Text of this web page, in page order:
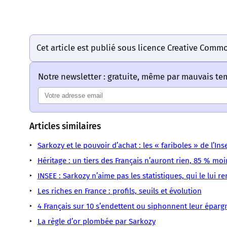
Cet article est publié sous licence Creative
Notre newsletter : gratuite, même par mauvais
Articles similaires
Sarkozy et le pouvoir d’achat : les « fariboles » de
Héritage : un tiers des Français n’auront rien, 85 %
INSEE : Sarkozy n’aime pas les statistiques, qui le lui
Les riches en France : profils, seuils et évolution
4 Français sur 10 s’endettent ou siphonnent leur
La règle d’or plombée par Sarkozy